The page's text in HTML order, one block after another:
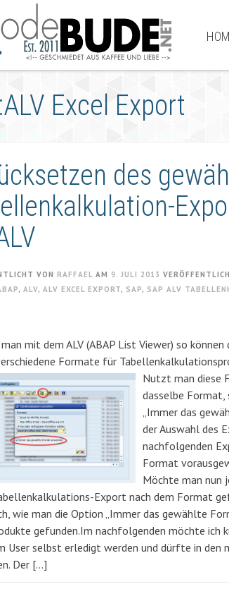
Excel Export
des
VON RAFFAEL AM 9. JULI 2013
, ALV, ALV EXCEL EXPORT, SAP, SAP ALV
mit dem ALV (ABAP List Viewer) so
Formate für
Nutzt man diese
dasselbe
„Immer das
der Auswahl des
nachfolgenden
Format
Möchte man nun
Export nach dem Format
wie man die Option „Immer das gewählte
gefunden.Im nachfolgenden möchte ich
User selbst erledigt werden und dürfte in den
Der […]